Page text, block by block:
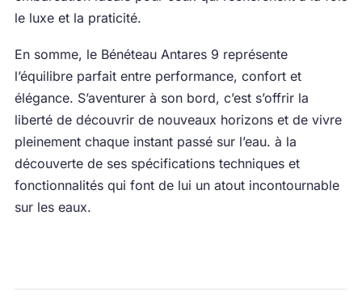
le luxe et la praticité.
En somme, le Bénéteau Antares 9 représente
l’équilibre parfait entre performance, confort et
élégance. S’aventurer à son bord, c’est s’offrir la
liberté de découvrir de nouveaux horizons et de vivre
pleinement chaque instant passé sur l’eau. à la
découverte de ses spécifications techniques et
fonctionnalités qui font de lui un atout incontournable
sur les eaux.